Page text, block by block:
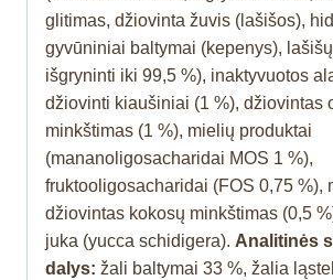
glitimas, džiovinta žuvis (lašišos),
gyvūniniai baltymai (kepenys),
išgryninti iki 99,5 %), inaktyvuotos
džiovinti kiaušiniai (1 %), džiovintas
minkštimas (1 %), mielių produktai
(mananoligosacharidai MOS 1 %),
fruktooligosacharidai (FOS 0,75 %),
džiovintas kokosų minkštimas (0,5
juka (yucca schidigera). Analitinės
dalys: žali baltymai 33 %, žalia